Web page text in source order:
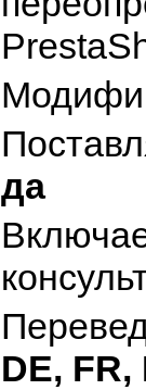
да
DE, FR,